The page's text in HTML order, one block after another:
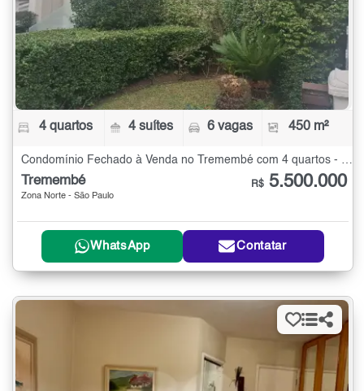
4 quartos 4 suítes 6 vagas 450 m²
Tremembé
Zona Norte - São Paulo
R$ 5.500.000
WhatsApp Contatar